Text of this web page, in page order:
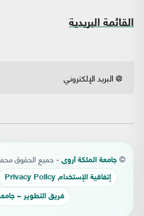
القائمة البريدية
© جامعة الملكة أروى - جميع الحقوق محفوظة
إتفاقية الإستخدام Privacy Policy
فريق التطوير –